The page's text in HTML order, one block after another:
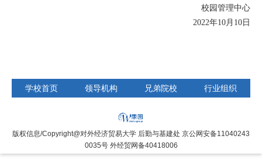
校园管理中心
2022年10月10日
学校首页 领导机构 兄弟院校 行业组织
版权信息/Copyright@对外经济贸易大学 后勤与基建处 京公网安备11040243
0035号 外经贸网备40418006